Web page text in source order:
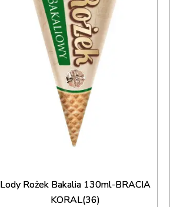
Lody Rożek Bakalia 130ml-BRACIA
KORAL(36)